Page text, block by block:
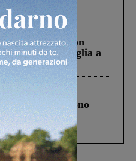
di Castiglion
ucciso la figlia a
in cui morirono
Lo schianto, il
fra tir....